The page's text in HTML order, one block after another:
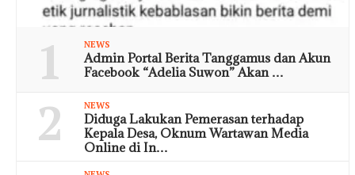
1 NEWS
Admin Portal Berita Tanggamus dan Akun
Facebook “Adelia Suwon” Akan …
2 NEWS
Diduga Lakukan Pemerasan terhadap
Kepala Desa, Oknum Wartawan Media
Online di In…